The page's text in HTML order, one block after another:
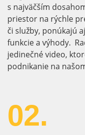
s najväčším
priestor na rýchle
či služby, ponúkajú
funkcie a výhody.
jedinečné video,
podnikanie na
02.